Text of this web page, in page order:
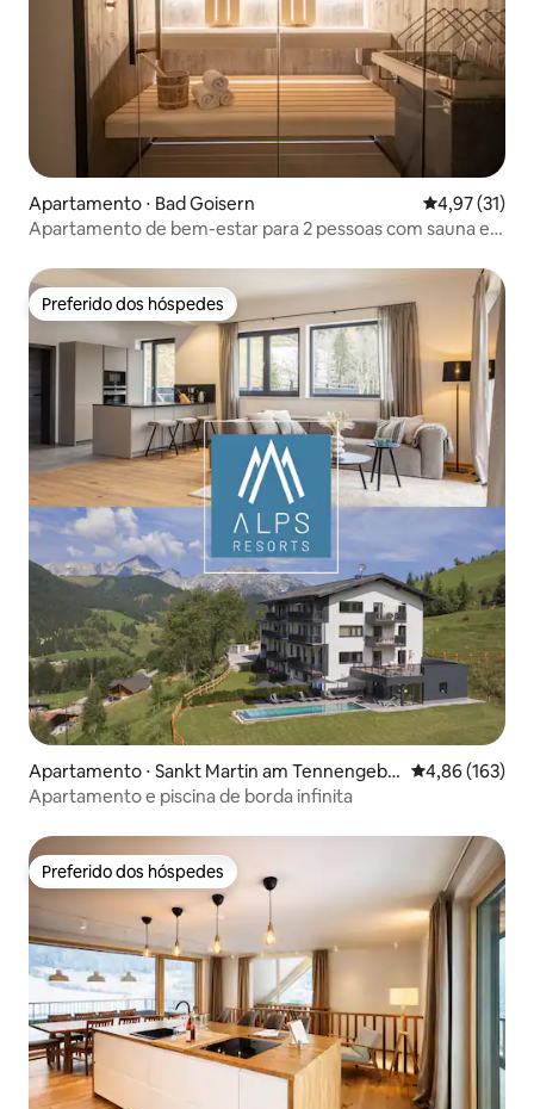
Apartamento ⋅ Bad Goisern 4,97 de uma
4,97 (31)
Apartamento de bem-estar para 2 pessoas com sauna e
Preferido dos hóspedes
Preferido dos hóspedes
Apartamento ⋅ Sankt Martin am Tennengebir
ge
4,86 de uma
4,86 (163)
Apartamento e piscina de borda infinita
Preferido dos hóspedes
Preferido dos hóspedes